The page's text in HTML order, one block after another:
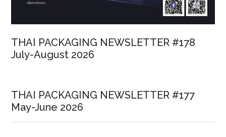
THAI PACKAGING NEWSLETTER #178
July-August 2026
THAI PACKAGING NEWSLETTER #177
May-June 2026